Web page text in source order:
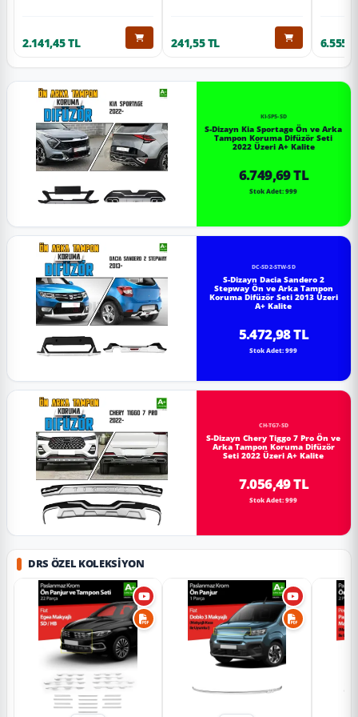
2.141,45 TL 241,55 TL
KI-SP5-SD
S-Dizayn Kia Sportage Ön ve Arka
Tampon Koruma Difüzör Seti
2022 Üzeri A+ Kalite
6.749,69 TL
Stok Adet: 999
DC-SD2-STW-SD
S-Dizayn Dacia Sandero 2
Stepway Ön ve Arka Tampon
Koruma Difüzör Seti 2013 Üzeri
A+ Kalite
5.472,98 TL
Stok Adet: 999
CH-TG7-SD
S-Dizayn Chery Tiggo 7 Pro Ön ve
Arka Tampon Koruma Difüzör
Seti 2022 Üzeri A+ Kalite
7.056,49 TL
Stok Adet: 999
DRS ÖZEL KOLEKSIYON